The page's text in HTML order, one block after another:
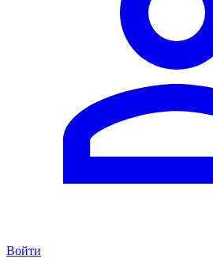
Войти